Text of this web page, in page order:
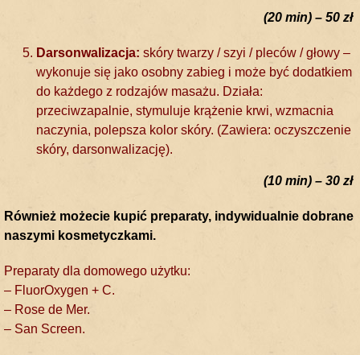
(20 min) – 50 zł
Darsonwalizacja: skóry twarzy / szyi / pleców / głowy –
wykonuje się jako osobny zabieg i może być dodatkiem
do każdego z rodzajów masażu. Działa:
przeciwzapalnie, stymuluje krążenie krwi, wzmacnia
naczynia, polepsza kolor skóry. (Zawiera: oczyszczenie
skóry, darsonwalizację).
(10 min) – 30 zł
Również możecie kupić preparaty, indywidualnie dobrane
naszymi kosmetyczkami.
Preparaty dla domowego użytku:
– FluorOxygen + C.
– Rosе de Mer.
– San Screen.